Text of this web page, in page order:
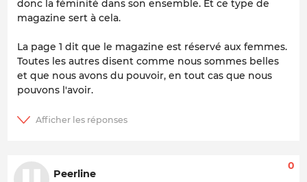
donc la féminité dans son ensemble. Et ce type de
magazine sert à cela.
La page 1 dit que le magazine est réservé aux femmes.
Toutes les autres disent comme nous sommes belles
et que nous avons du pouvoir, en tout cas que nous
pouvons l'avoir.
Peerline
0